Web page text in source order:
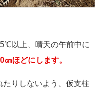
以上、晴天の午前中に
㎝ほどにします。
りしないよう、仮支柱